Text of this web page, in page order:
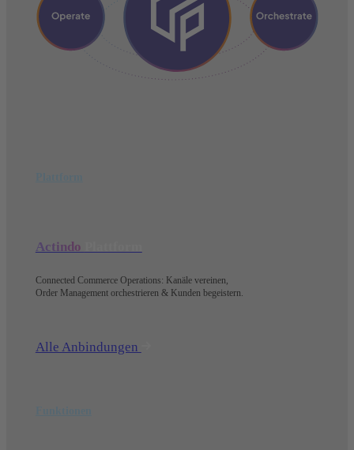
Actindo
Connected Commerce Operations: Kanäle vereinen,
Order Management orchestrieren & Kunden begeistern.
Alle Anbindungen